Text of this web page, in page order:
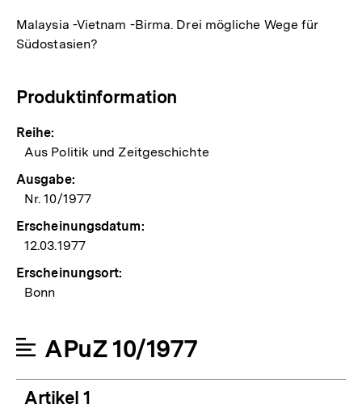
Malaysia -Vietnam -Birma. Drei mögliche Wege für
Südostasien?
Produktinformation
Reihe:
Aus Politik und Zeitgeschichte
Ausgabe:
Nr. 10/1977
Erscheinungsdatum:
12.03.1977
Erscheinungsort:
Bonn
APuZ 10/1977
Artikel 1